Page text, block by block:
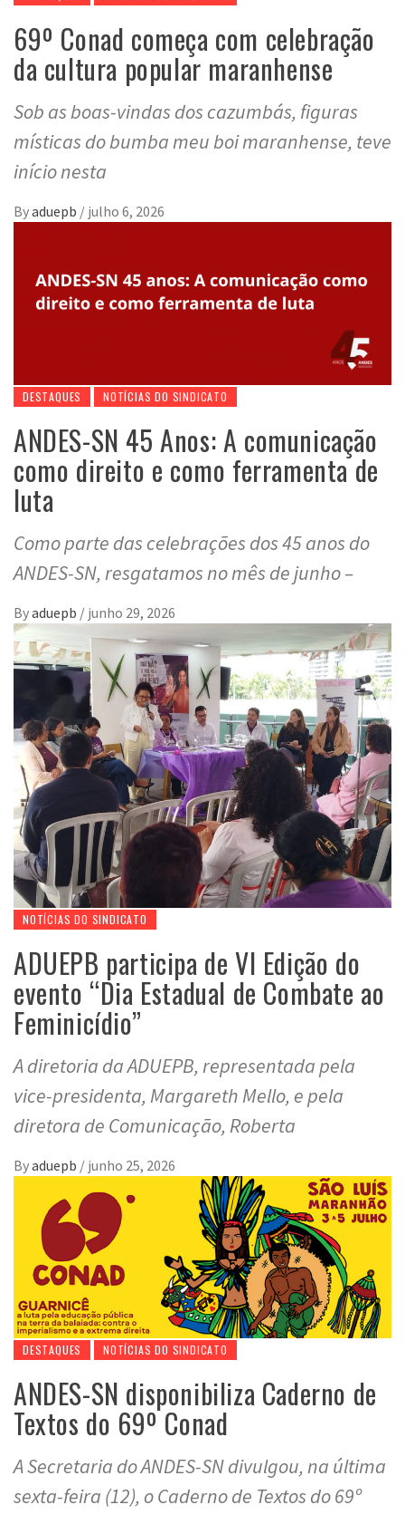
69º Conad começa com celebração
da cultura popular maranhense
Sob as boas-vindas dos cazumbás, figuras
místicas do bumba meu boi maranhense, teve
início nesta
Byaduepb / julho 6, 2026
DESTAQUES NOTÍCIAS DO SINDICATO
ANDES-SN 45 Anos: A comunicação
como direito e como ferramenta de
luta
Como parte das celebrações dos 45 anos do
ANDES-SN, resgatamos no mês de junho –
Byaduepb / junho 29, 2026
NOTÍCIAS DO SINDICATO
ADUEPB participa de VI Edição do
evento “Dia Estadual de Combate ao
Feminicídio”
A diretoria da ADUEPB, representada pela
vice-presidenta, Margareth Mello, e pela
diretora de Comunicação, Roberta
Byaduepb / junho 25, 2026
DESTAQUES NOTÍCIAS DO SINDICATO
ANDES-SN disponibiliza Caderno de
Textos do 69º Conad
A Secretaria do ANDES-SN divulgou, na última
sexta-feira (12), o Caderno de Textos do 69º